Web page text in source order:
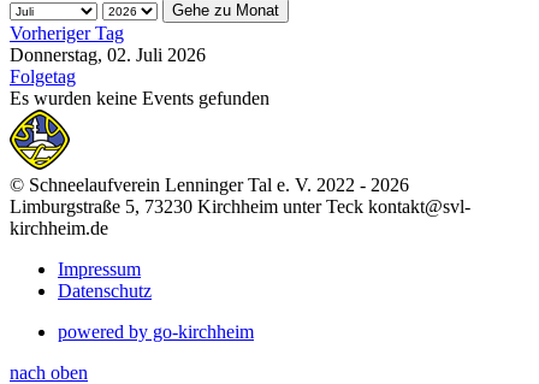
Gehe zu Monat
Vorheriger Tag
Donnerstag, 02. Juli 2026
Folgetag
Es wurden keine Events gefunden
© Schneelaufverein Lenninger Tal e. V. 2022 - 2026
Limburgstraße 5, 73230 Kirchheim unter Teck kontakt@svl-
kirchheim.de
Impressum
Datenschutz
powered by go-kirchheim
nach oben